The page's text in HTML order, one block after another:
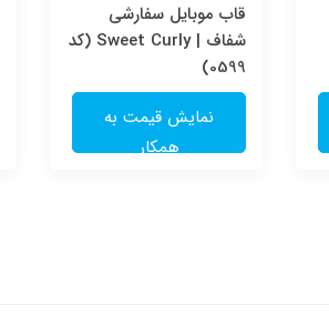
قاب موبایل سفارشی
شفاف | Sweet Curly (کد
0599)
نمایش قیمت به
همکار